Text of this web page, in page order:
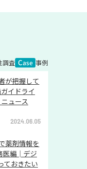
調査 事例
が把握して
イドライ
ュース
2024.06.05
薬剤情報を
医編│デジ
ておきたい